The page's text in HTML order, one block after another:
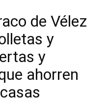
de Vélez
y
y
ahorren